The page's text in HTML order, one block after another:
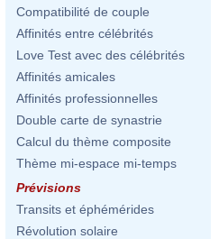
Compatibilité de couple
Affinités entre célébrités
Love Test avec des célébrités
Affinités amicales
Affinités professionnelles
Double carte de synastrie
Calcul du thème composite
Thème mi-espace mi-temps
Prévisions
Transits et éphémérides
Révolution solaire